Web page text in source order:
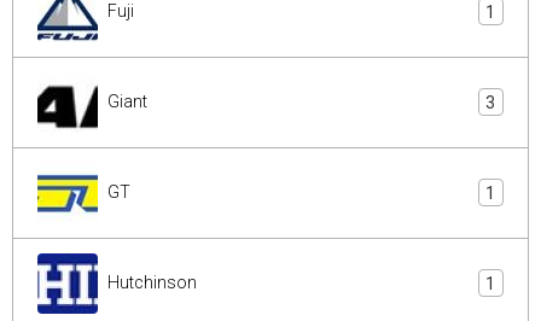
Fuji 1
Giant 3
GT 1
Hutchinson 1